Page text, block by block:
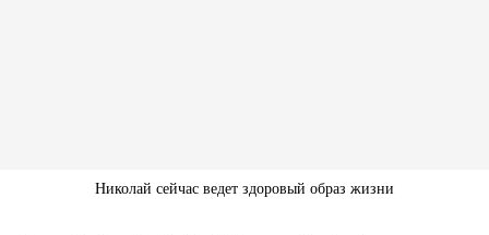
Николай сейчас ведет здоровый образ жизни